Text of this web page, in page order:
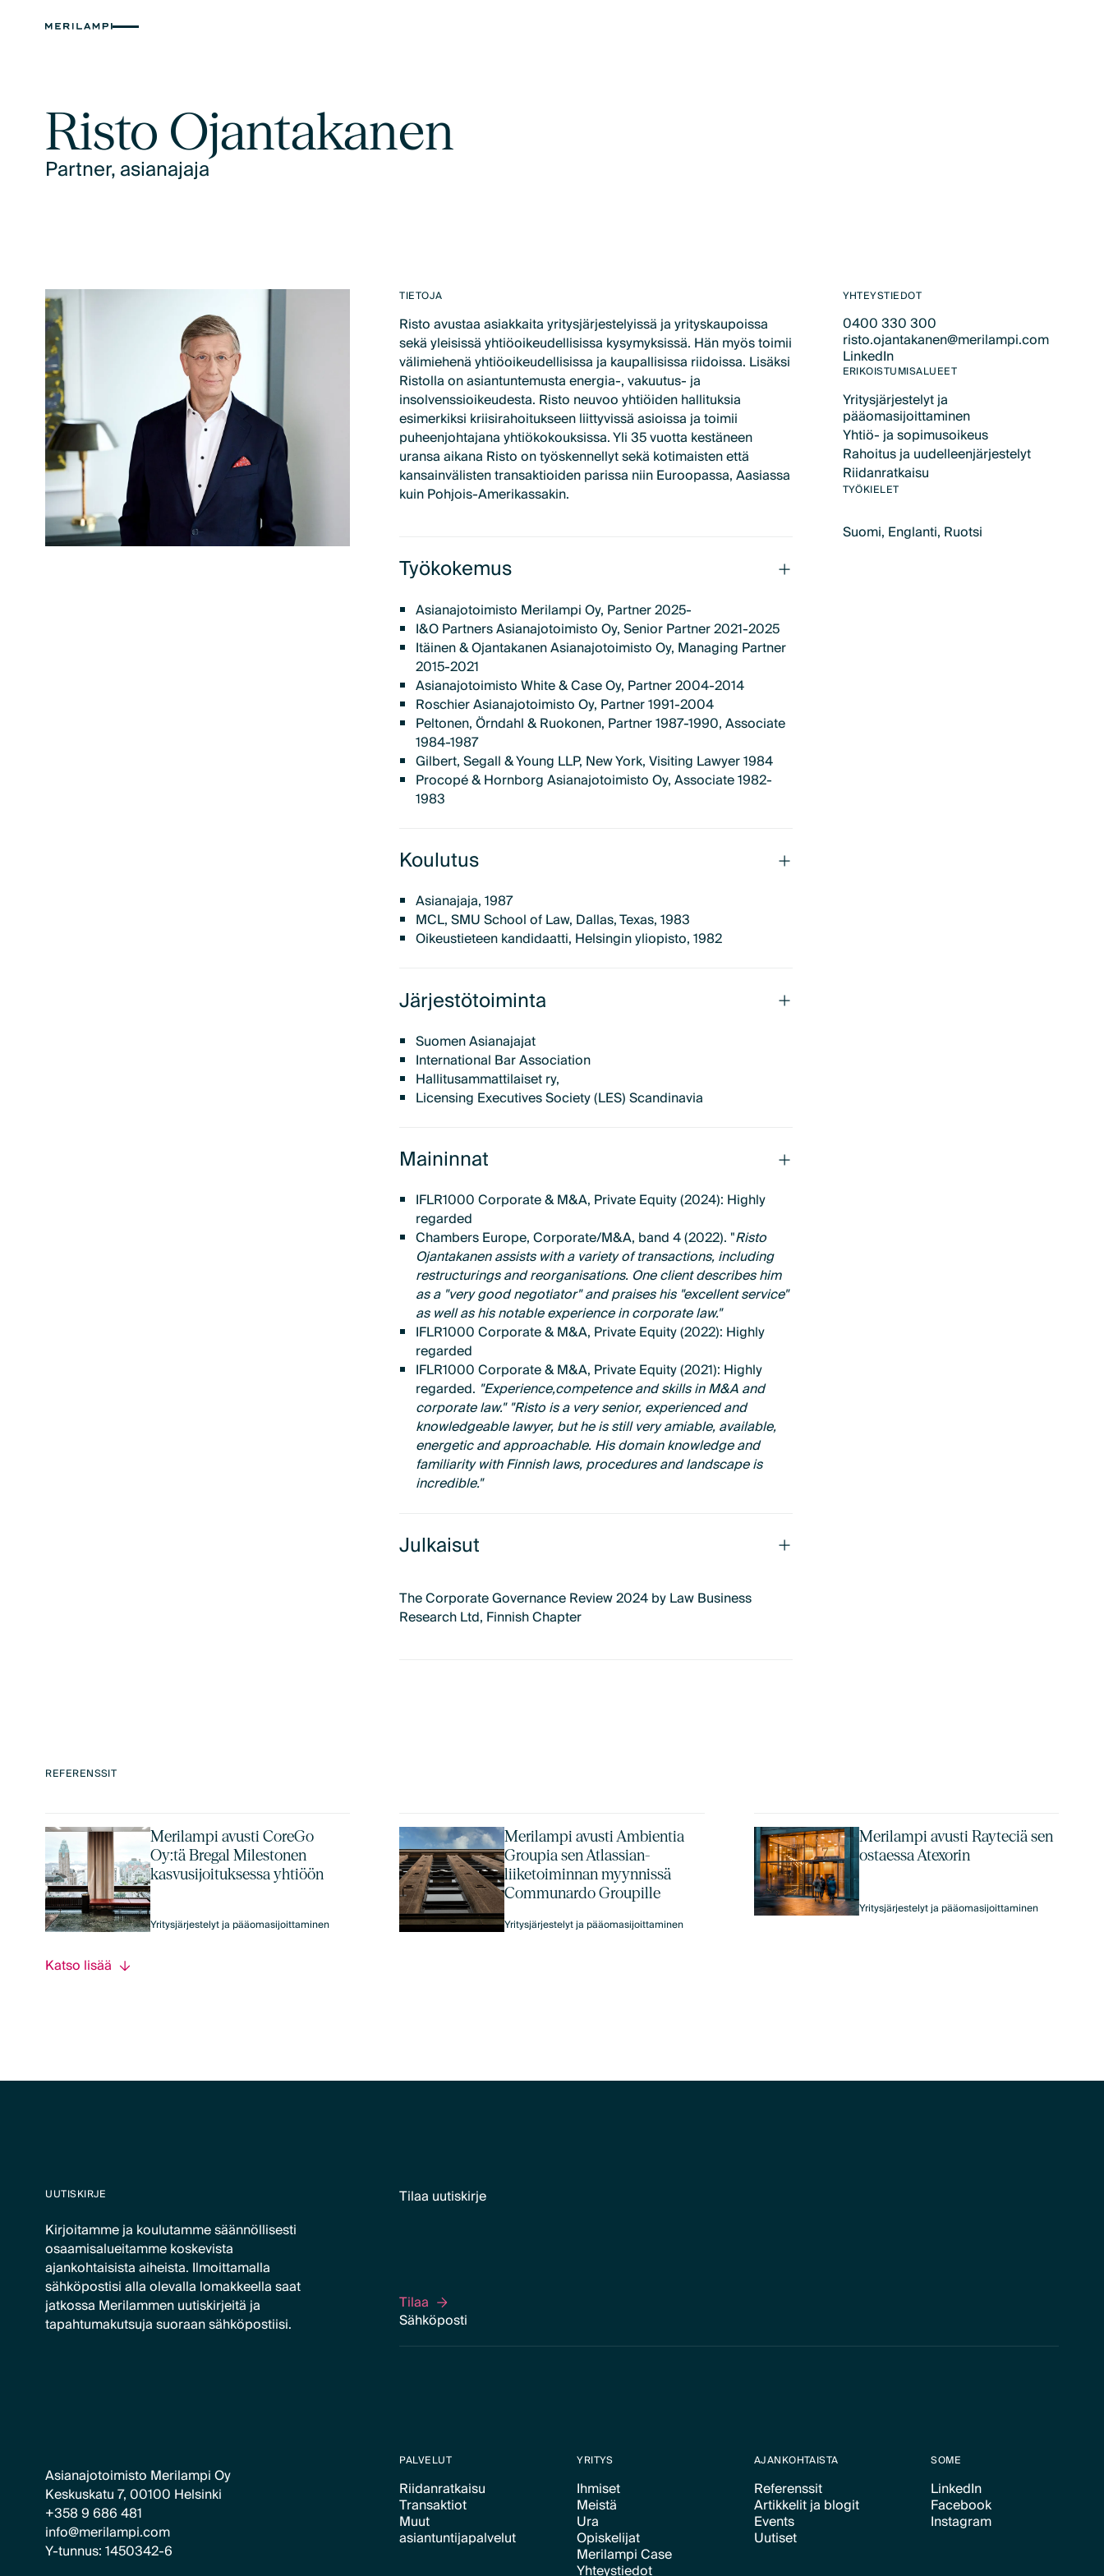
Risto Ojantakanen
Partner, asianajaja
TIETOJA
Risto avustaa asiakkaita yritysjärjestelyissä ja yrityskaupoissa
sekä yleisissä yhtiöoikeudellisissa kysymyksissä. Hän myös toimii
välimiehenä yhtiöoikeudellisissa ja kaupallisissa riidoissa. Lisäksi
Ristolla on asiantuntemusta energia-, vakuutus- ja
insolvenssioikeudesta. Risto neuvoo yhtiöiden hallituksia
esimerkiksi kriisirahoitukseen liittyvissä asioissa ja toimii
puheenjohtajana yhtiökokouksissa. Yli 35 vuotta kestäneen
uransa aikana Risto on työskennellyt sekä kotimaisten että
kansainvälisten transaktioiden parissa niin Euroopassa, Aasiassa
kuin Pohjois-Amerikassakin.
Työkokemus
Asianajotoimisto Merilampi Oy, Partner 2025-
I&O Partners Asianajotoimisto Oy, Senior Partner 2021-2025
Itäinen & Ojantakanen Asianajotoimisto Oy, Managing Partner
2015-2021
Asianajotoimisto White & Case Oy, Partner 2004-2014
Roschier Asianajotoimisto Oy, Partner 1991-2004
Peltonen, Örndahl & Ruokonen, Partner 1987-1990, Associate
1984-1987
Gilbert, Segall & Young LLP, New York, Visiting Lawyer 1984
Procopé & Hornborg Asianajotoimisto Oy, Associate 1982-
1983
Koulutus
Asianajaja, 1987
MCL, SMU School of Law, Dallas, Texas, 1983
Oikeustieteen kandidaatti, Helsingin yliopisto, 1982
Järjestötoiminta
Suomen Asianajajat
International Bar Association
Hallitusammattilaiset ry,
Licensing Executives Society (LES) Scandinavia
Maininnat
IFLR1000 Corporate & M&A, Private Equity (2024): Highly
regarded
Chambers Europe, Corporate/M&A, band 4 (2022). "Risto
Ojantakanen assists with a variety of transactions, including
restructurings and reorganisations. One client describes him
as a "very good negotiator" and praises his "excellent service"
as well as his notable experience in corporate law."
IFLR1000 Corporate & M&A, Private Equity (2022): Highly
regarded
IFLR1000 Corporate & M&A, Private Equity (2021): Highly
regarded. "Experience,competence and skills in M&A and
corporate law." "Risto is a very senior, experienced and
knowledgeable lawyer, but he is still very amiable, available,
energetic and approachable. His domain knowledge and
familiarity with Finnish laws, procedures and landscape is
incredible."
Julkaisut
The Corporate Governance Review 2024 by Law Business
Research Ltd, Finnish Chapter
YHTEYSTIEDOT
0400 330 300
Text Link
risto.ojantakanen@merilampi.com
Text Link
LinkedIn
Text Link
ERIKOISTUMISALUEET
Yritysjärjestelyt ja
pääomasijoittaminen
Text Link
Yhtiö- ja sopimusoikeus
Text Link
Rahoitus ja uudelleenjärjestelyt
Text Link
Riidanratkaisu
Text Link
TYÖKIELET
Suomi, Englanti, Ruotsi
REFERENSSIT
Merilampi avusti CoreGo
Oy:tä Bregal Milestonen
kasvusijoituksessa yhtiöön
Yritysjärjestelyt ja pääomasijoittaminen
Merilampi avusti Ambientia
Groupia sen Atlassian-
liiketoiminnan myynnissä
Communardo Groupille
Yritysjärjestelyt ja pääomasijoittaminen
Merilampi avusti Rayteciä sen
ostaessa Atexorin
Yritysjärjestelyt ja pääomasijoittaminen
Katso lisää
UUTISKIRJE
Kirjoitamme ja koulutamme säännöllisesti
osaamisalueitamme koskevista
ajankohtaisista aiheista. Ilmoittamalla
sähköpostisi alla olevalla lomakkeella saat
jatkossa Merilammen uutiskirjeitä ja
tapahtumakutsuja suoraan sähköpostiisi.
Tilaa uutiskirje
Tilaa
Tilaa
Asianajotoimisto Merilampi Oy
Keskuskatu 7, 00100 Helsinki
+358 9 686 481
info@merilampi.com
Y-tunnus: 1450342-6
PALVELUT
Riidanratkaisu
Text Link
Transaktiot
Text Link
Muut
asiantuntijapalvelut
YRITYS
Ihmiset
Text Link
Meistä
Text Link
Ura
Text Link
Opiskelijat
Text Link
Merilampi Case
Yhteystiedot
AJANKOHTAISTA
Referenssit
Text Link
Artikkelit ja blogit
Text Link
Events
Text Link
Uutiset
SOME
LinkedIn
Text Link
Facebook
Text Link
Instagram